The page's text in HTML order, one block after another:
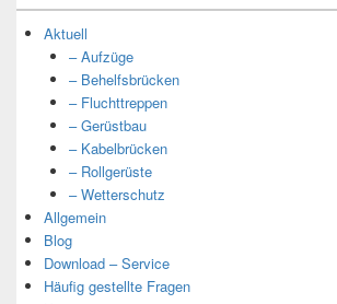
Aktuell
– Aufzüge
– Behelfsbrücken
– Fluchttreppen
– Gerüstbau
– Kabelbrücken
– Rollgerüste
– Wetterschutz
Allgemein
Blog
Download – Service
Häufig gestellte Fragen